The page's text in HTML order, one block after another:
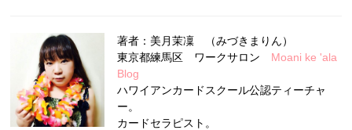
著者：美月茉凜 （みづきまりん）
東京都練馬区 ワークサロン Moani ke 'ala
Blog
ハワイアンカードスクール公認ティーチャ
ー。
カードセラピスト。